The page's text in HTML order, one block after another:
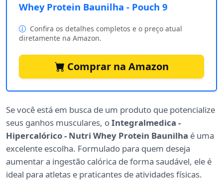
Whey Protein Baunilha - Pouch 9
Confira os detalhes completos e o preço atual
diretamente na Amazon.
Comprar na Amazon
Se você está em busca de um produto que potencialize
seus ganhos musculares, oIntegralmedica -
Hipercalórico - Nutri Whey Protein Baunilha é uma
excelente escolha. Formulado para quem deseja
aumentar a ingestão calórica de forma saudável, ele é
ideal para atletas e praticantes de atividades físicas.